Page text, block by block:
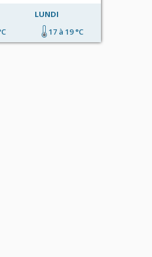
LUNDI
17 à 19 °C